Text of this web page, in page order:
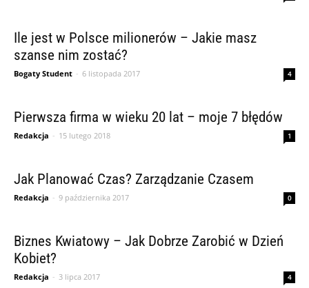
Ile jest w Polsce milionerów – Jakie masz
szanse nim zostać?
Bogaty Student - 6 listopada 2017 4
Pierwsza firma w wieku 20 lat – moje 7 błędów
Redakcja - 15 lutego 2018 1
Jak Planować Czas? Zarządzanie Czasem
Redakcja - 9 października 2017 0
Biznes Kwiatowy – Jak Dobrze Zarobić w Dzień
Kobiet?
Redakcja - 3 lipca 2017 4